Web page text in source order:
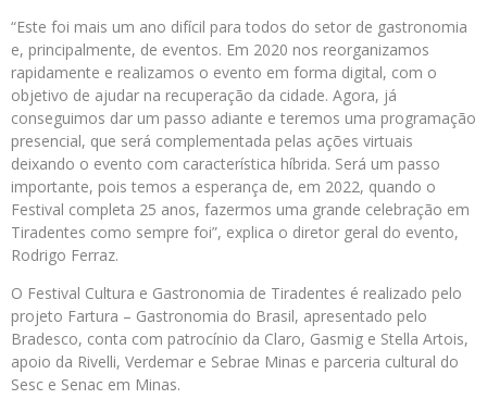
“Este foi mais um ano difícil para todos do setor de gastronomia
e, principalmente, de eventos. Em 2020 nos reorganizamos
rapidamente e realizamos o evento em forma digital, com o
objetivo de ajudar na recuperação da cidade. Agora, já
conseguimos dar um passo adiante e teremos uma programação
presencial, que será complementada pelas ações virtuais
deixando o evento com característica híbrida. Será um passo
importante, pois temos a esperança de, em 2022, quando o
Festival completa 25 anos, fazermos uma grande celebração em
Tiradentes como sempre foi”, explica o diretor geral do evento,
Rodrigo Ferraz.
O Festival Cultura e Gastronomia de Tiradentes é realizado pelo
projeto Fartura – Gastronomia do Brasil, apresentado pelo
Bradesco, conta com patrocínio da Claro, Gasmig e Stella Artois,
apoio da Rivelli, Verdemar e Sebrae Minas e parceria cultural do
Sesc e Senac em Minas.